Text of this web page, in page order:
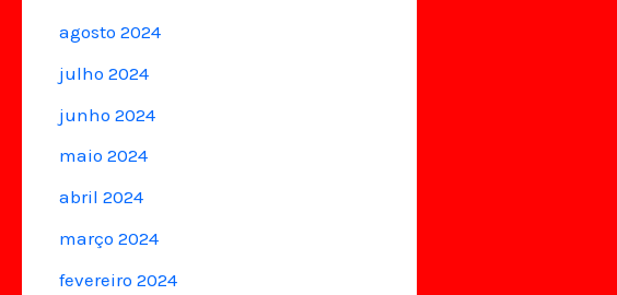
agosto 2024
julho 2024
junho 2024
maio 2024
abril 2024
março 2024
fevereiro 2024